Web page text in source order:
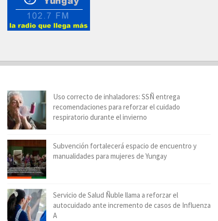
Uso correcto de inhaladores: SSÑ entrega
recomendaciones para reforzar el cuidado
respiratorio durante el invierno
Subvención fortalecerá espacio de encuentro y
manualidades para mujeres de Yungay
Servicio de Salud Ñuble llama a reforzar el
autocuidado ante incremento de casos de Influenza
A